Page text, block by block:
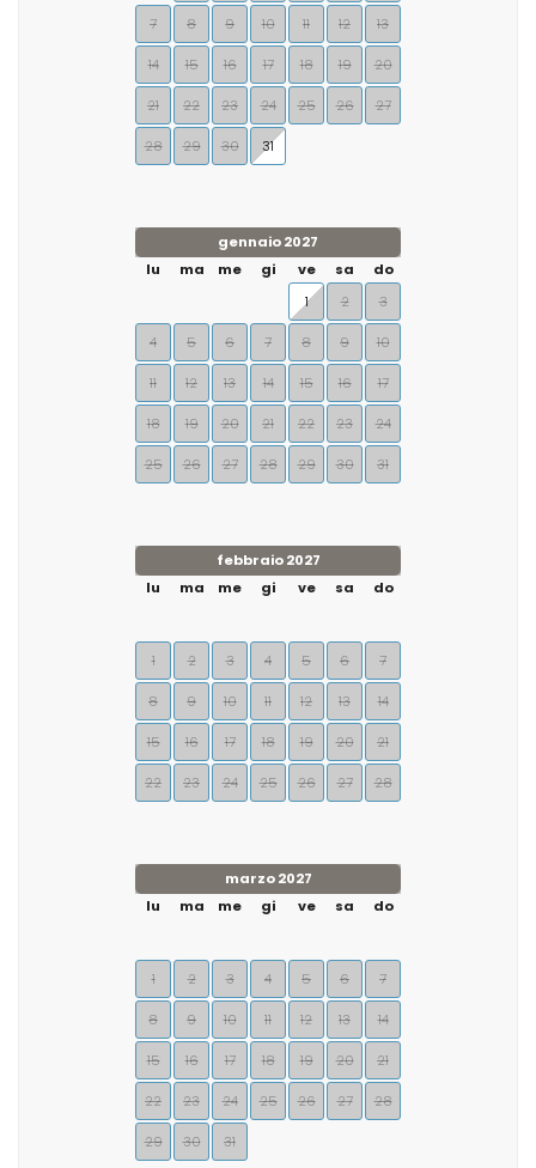
7 8 9 10 11 12 13
14 15 16 17 18 19 20
21 22 23 24 25 26 27
28 29 30 31
gennaio 2027
lu
ma me gi ve sa
do
1
2 3
4 5 6 7 8 9 10
11 12 13 14 15 16 17
18 19 20 21 22 23 24
25 26 27 28 29 30 31
febbraio 2027
lu
ma me gi ve sa do
1 2 3 4 5 6 7
8 9 10 11 12 13 14
15 16 17 18 19 20 21
22 23 24 25 26 27 28
marzo 2027
lu
ma me gi ve sa do
1 2 3 4 5 6 7
8 9 10 11 12 13 14
15 16 17 18 19 20 21
22 23 24 25 26 27 28
29 30 31